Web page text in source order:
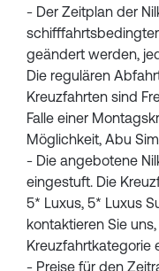
- Der Zeitplan der
geändert werden,
Die regulären
Kreuzfahrten sind
Falle einer
Möglichkeit, Abu
- Die angebotene
eingestuft. Die
5* Luxus, 5* Luxus
kontaktieren Sie
Kreuzfahrtkategorie
- Preise für den